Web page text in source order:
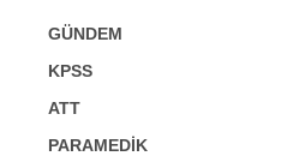
GÜNDEM
KPSS
ATT
PARAMEDİK